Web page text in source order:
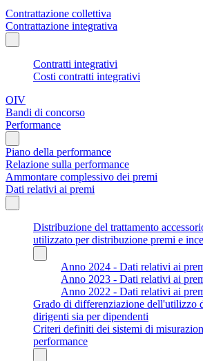
Contrattazione collettiva
Contrattazione integrativa
Contratti integrativi
Costi contratti integrativi
OIV
Bandi di concorso
Performance
Piano della performance
Relazione sulla performance
Ammontare complessivo dei premi
Dati relativi ai premi
Distribuzione del trattamento
utilizzato per distribuzione premi e
Anno 2024 - Dati relativi ai
Anno 2023 - Dati relativi ai
Anno 2022 - Dati relativi ai
Grado di differenziazione dell'utilizzo
dirigenti sia per dipendenti
Criteri definiti dei sistemi di
performance